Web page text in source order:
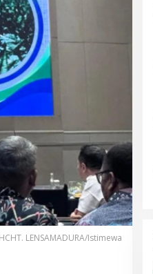
LENSAMADURA/Istimewa